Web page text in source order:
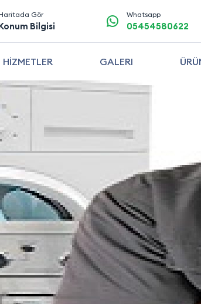
Gör
Bilgisi
Whatsapp
05454580622
HİZMETLER GALERI